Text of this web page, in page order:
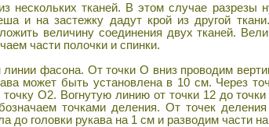
нескольких тканей. В этом случае разрезы
и на застежку дадут крой из другой
величину соединения двух тканей.
части полочки и спинки.
фасона. От точки О вниз проводим
может быть установлена в 10 см. Через
О2. Вогнутую линию от точки 12 до
точками деления. От точек
до головки рукава на 1 см и разводим части